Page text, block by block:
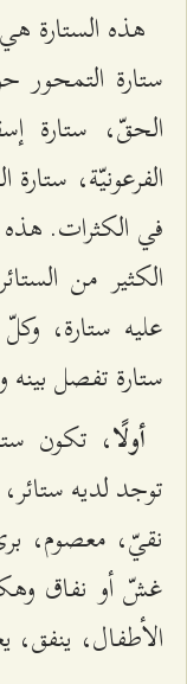
هذه الستارة
ستارة التمحور
الحقّ، ستارة
الفرعونيّة،
في الكثرات. هذه
الكثير من
عليه ستارة،
ستارة تفصل
أولًا، تكون
توجد لديه
نقيّ، معصوم،
غشّ أو نفاق
الأطفال،